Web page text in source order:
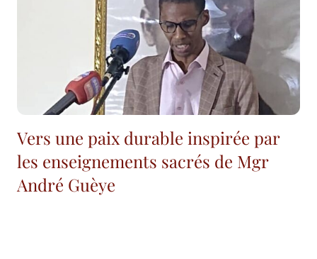
Vers une paix durable inspirée par
les enseignements sacrés de Mgr
André Guèye